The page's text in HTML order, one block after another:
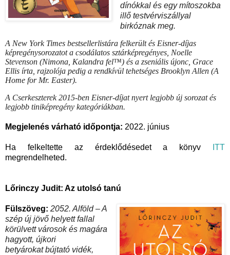
dínókkal és egy mítoszokba
illő testvérviszállyal
birkóznak meg.
A New York Times bestsellerlistára felkerült és Eisner-díjas
képregénysorozatot a csodálatos sztárképregényes, Noelle
Stevenson (Nimona, Kalandra fel™) és a zseniális újonc, Grace
Ellis írta, rajzolója pedig a rendkívül tehetséges Brooklyn Allen (A
Home for Mr. Easter).
A Cserkeszterek 2015-ben Eisner-díjat nyert legjobb új sorozat és
legjobb tiniképregény kategóriákban.
Megjelenés várható időpontja: 2022. június
Ha felkeltette az érdeklődésedet a könyv
ITT
megrendelheted.
Lőrinczy Judit: Az utolsó tanú
Fülszöveg: 2052. Alföld – A
szép új jövő helyett fallal
körülvett városok és magára
hagyott, újkori
betyárokat bújtató vidék,